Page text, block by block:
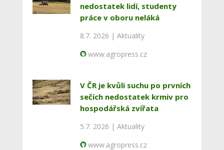
nedostatek lidí, studenty
práce v oboru neláká
8.7. 2026 | Aktuality
www.agropress.cz
V ČR je kvůli suchu po prvních
sečích nedostatek krmiv pro
hospodářská zvířata
5.7. 2026 | Aktuality
www.agropress.cz